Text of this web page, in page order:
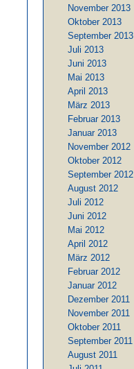
November 2013
Oktober 2013
September 2013
Juli 2013
Juni 2013
Mai 2013
April 2013
März 2013
Februar 2013
Januar 2013
November 2012
Oktober 2012
September 2012
August 2012
Juli 2012
Juni 2012
Mai 2012
April 2012
März 2012
Februar 2012
Januar 2012
Dezember 2011
November 2011
Oktober 2011
September 2011
August 2011